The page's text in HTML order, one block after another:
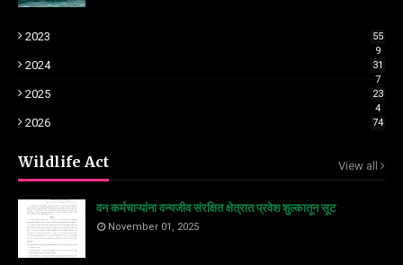
2023
55
9
2024
31
7
2025
23
4
2026 74
Wildlife Act View all
वन कर्मचाऱ्यांना वन्यजीव संरक्षित क्षेत्रात प्रवेश शुल्कातून सूट
November 01, 2025